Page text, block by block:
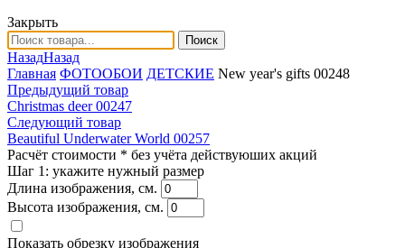
Закрыть
Поиск
НазадНазад
Главная ФОТООБОИ ДЕТСКИЕ New year's gifts 00248
Предыдущий товар
Christmas deer 00247
Следующий товар
Beautiful Underwater World 00257
Расчёт стоимости * без учёта действуюших акций
Шаг 1: укажите нужный размер
Длина изображения, см.
Высота изображения, см.
Показать обрезку изображения